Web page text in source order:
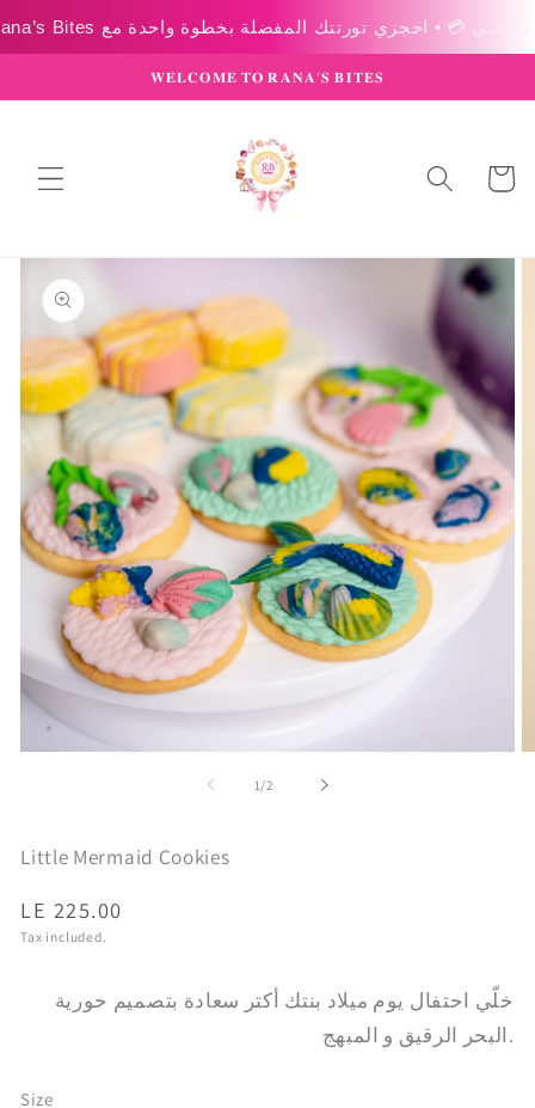
Skip to
content
𝐖𝐄𝐋𝐂𝐎𝐌𝐄 𝐓𝐎 𝐑𝐀𝐍𝐀’𝐒 𝐁𝐈𝐓𝐄𝐒
عربة
التسوق
Skip to
product
information
1 /
of2
Little Mermaid Cookies
Regular
price
LE 225.00
Tax included.
خلّي احتفال يوم ميلاد بنتك أكتر سعادة بتصميم حورية
البحر الرقيق و المبهج.
Size